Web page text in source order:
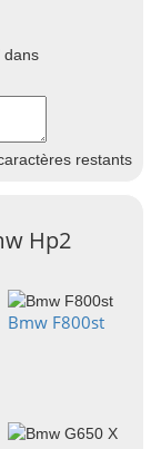
dans
restants
Hp2
Bmw F800st